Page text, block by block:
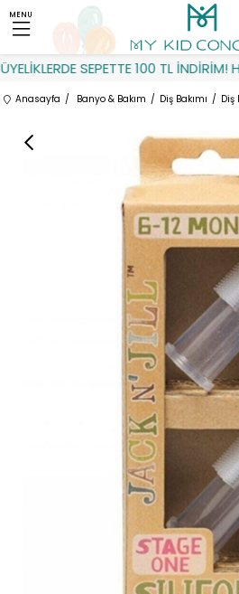
SEPETTE 100 TL İNDİRİM!
MENU
Anasayfa Banyo & Bakım Diş Bakımı Diş